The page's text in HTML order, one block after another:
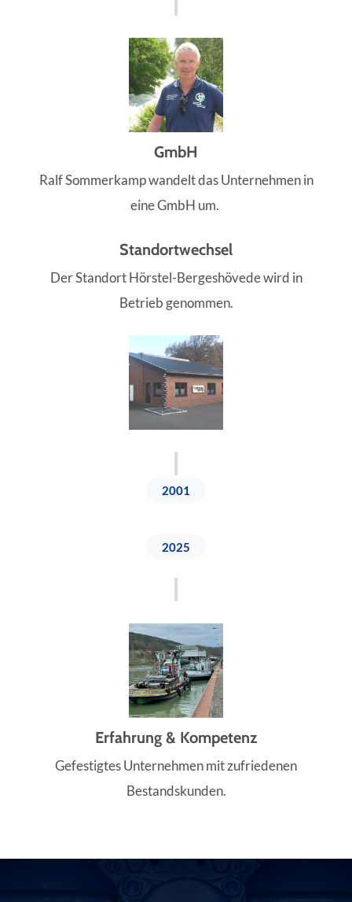
GmbH
Ralf Sommerkamp wandelt das Unternehmen in
eine GmbH um.
Standortwechsel
Der Standort Hörstel-Bergeshövede wird in
Betrieb genommen.
2001
2025
Erfahrung & Kompetenz
Gefestigtes Unternehmen mit zufriedenen
Bestandskunden.